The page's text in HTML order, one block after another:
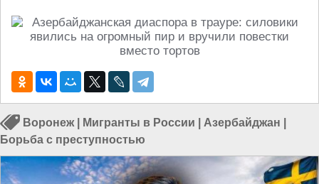
Воронеж Мигранты в России Азербайджан
Борьба с преступностью